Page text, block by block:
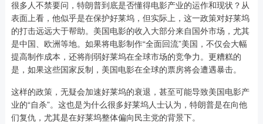
很多人不禁要问，特朗普到底是否懂得电影产业的运作和现状？从
表面上看，他似乎是在保护好莱坞，但实际上，这一政策对好莱坞
的打击远远大于帮助。美国电影的收入大部分来自国外市场，尤其
是中国、欧洲等地。如果将电影制作“全面回流”美国，不仅会大幅
提高制作成本，还将削弱好莱坞在全球市场的竞争力。更糟糕的
是，如果这些国家反制，美国电影在全球的票房将会遭遇暴击。
这样的政策，无疑会加速好莱坞的衰退，甚至可能导致美国电影产
业的“自杀”。这也是为什么很多好莱坞人士认为，特朗普是在向他
们复仇，尤其是在好莱坞整体偏向民主党的背景下。